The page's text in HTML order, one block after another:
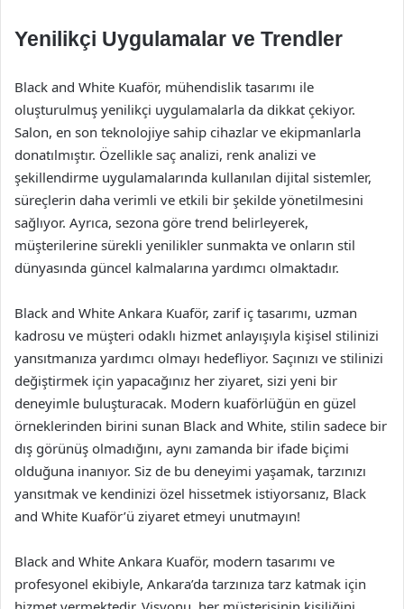
Yenilikçi Uygulamalar ve Trendler
Black and White Kuaför, mühendislik tasarımı ile
oluşturulmuş yenilikçi uygulamalarla da dikkat çekiyor.
Salon, en son teknolojiye sahip cihazlar ve ekipmanlarla
donatılmıştır. Özellikle saç analizi, renk analizi ve
şekillendirme uygulamalarında kullanılan dijital sistemler,
süreçlerin daha verimli ve etkili bir şekilde yönetilmesini
sağlıyor. Ayrıca, sezona göre trend belirleyerek,
müşterilerine sürekli yenilikler sunmakta ve onların stil
dünyasında güncel kalmalarına yardımcı olmaktadır.
Black and White Ankara Kuaför, zarif iç tasarımı, uzman
kadrosu ve müşteri odaklı hizmet anlayışıyla kişisel stilinizi
yansıtmanıza yardımcı olmayı hedefliyor. Saçınızı ve stilinizi
değiştirmek için yapacağınız her ziyaret, sizi yeni bir
deneyimle buluşturacak. Modern kuaförlüğün en güzel
örneklerinden birini sunan Black and White, stilin sadece bir
dış görünüş olmadığını, aynı zamanda bir ifade biçimi
olduğuna inanıyor. Siz de bu deneyimi yaşamak, tarzınızı
yansıtmak ve kendinizi özel hissetmek istiyorsanız, Black
and White Kuaför’ü ziyaret etmeyi unutmayın!
Black and White Ankara Kuaför, modern tasarımı ve
profesyonel ekibiyle, Ankara’da tarzınıza tarz katmak için